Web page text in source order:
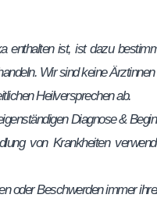
enthalten ist, ist dazu
Wir sind keine
Heilversprechen ab.
Diagnose &
von Krankheiten
oder Beschwerden immer